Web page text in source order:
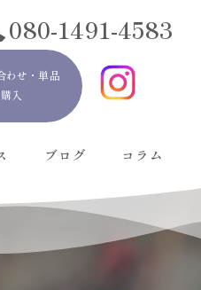
080-1491-4583
わせ・単品
購入
ブログ コラム